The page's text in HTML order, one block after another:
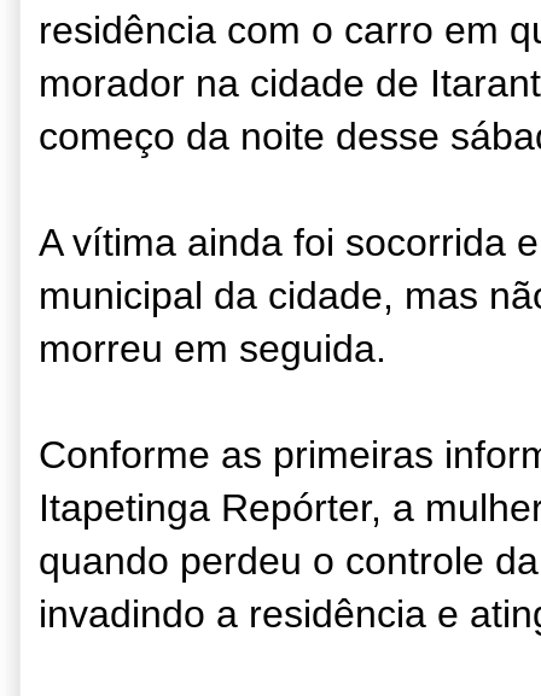
residência com o carro em
morador na cidade de
começo da noite desse
A vítima ainda foi socorrida
municipal da cidade, mas
morreu em seguida.
Conforme as primeiras
Itapetinga Repórter, a
quando perdeu o controle
invadindo a residência e